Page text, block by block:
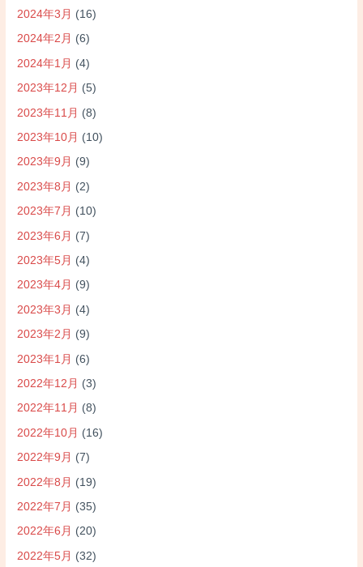
2024年3月 (16)
2024年2月 (6)
2024年1月 (4)
2023年12月 (5)
2023年11月 (8)
2023年10月 (10)
2023年9月 (9)
2023年8月 (2)
2023年7月 (10)
2023年6月 (7)
2023年5月 (4)
2023年4月 (9)
2023年3月 (4)
2023年2月 (9)
2023年1月 (6)
2022年12月 (3)
2022年11月 (8)
2022年10月 (16)
2022年9月 (7)
2022年8月 (19)
2022年7月 (35)
2022年6月 (20)
2022年5月 (32)